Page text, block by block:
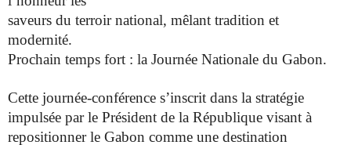
saveurs du terroir national, mêlant tradition et
modernité.
Prochain temps fort : la Journée Nationale du Gabon.
Cette journée-conférence s’inscrit dans la stratégie
impulsée par le Président de la République visant à
repositionner le Gabon comme une destination